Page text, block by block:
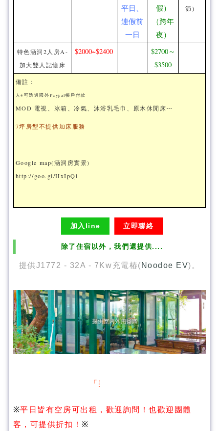
平日、
連假前
一日
假）
（跨年
夜）
節）
特色涵洞2人房A-
加大雙人記憶床
$2000~$2400
$2700～
$3500
備註：
人※可透過國外Paypal帳戶付款
MOD 電視、冰箱、冷氣、沐浴乳毛巾、原木休閒床⋯
7坪房型不提供加床服務
Google map(涵洞房實景)
http://goo.gl/HxIpQl
加入line 立即聯絡
除了住宿以外，我們還提供....
提供J1772 - 32A - 7Kw充電樁( Noodoe EV)。
「美濃涵園民宿」歡迎您 ~ ~ ~ 平日
※平日皆有空房可出租，歡迎詢問！也歡迎團體
客，可提供折扣！※